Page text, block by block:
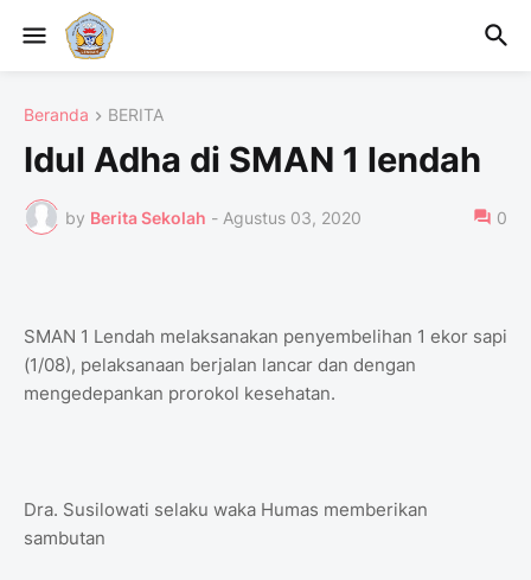
Beranda BERITA
Idul Adha di SMAN 1 lendah
by Berita Sekolah - Agustus 03, 2020 0
SMAN 1 Lendah melaksanakan penyembelihan 1 ekor sapi
(1/08), pelaksanaan berjalan lancar dan dengan
mengedepankan prorokol kesehatan.
Dra. Susilowati selaku waka Humas memberikan
sambutan